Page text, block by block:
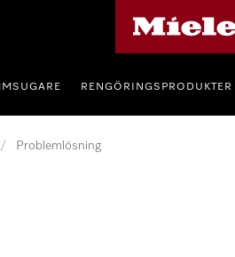
RENGÖRINGSPRODUKTER
/ Problemlösning